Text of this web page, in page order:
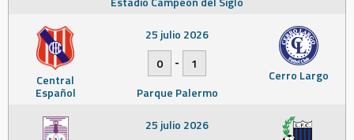
Central
Español
Cerro Largo
25 julio 2026
0
-
1
Parque Palermo
25 julio 2026